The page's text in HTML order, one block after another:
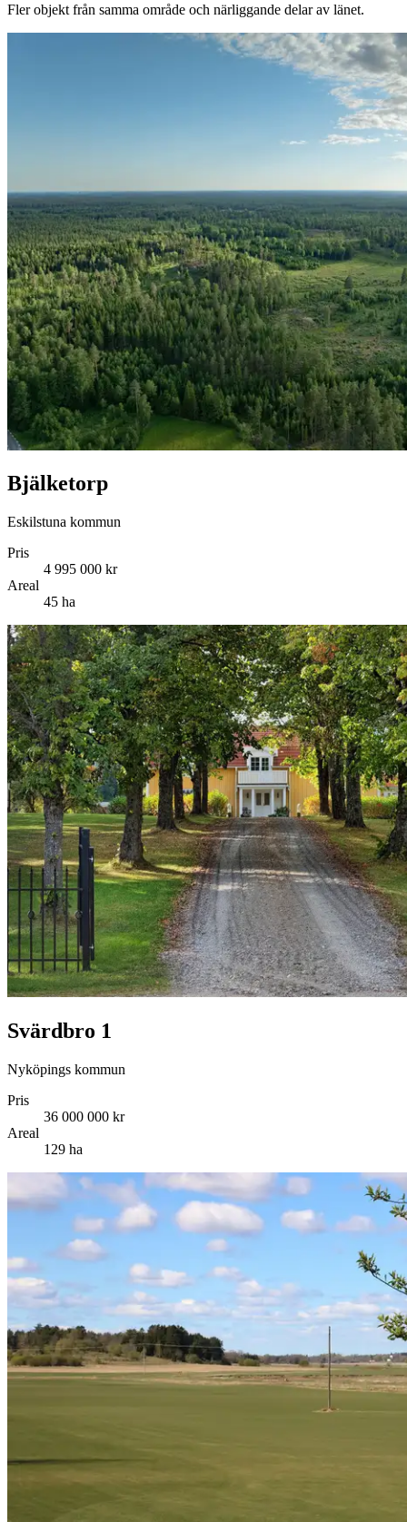
Fler objekt från samma område och närliggande delar av länet.
Bjälketorp
Eskilstuna kommun
Pris
4 995 000 kr
Areal
45 ha
Svärdbro 1
Nyköpings kommun
Pris
36 000 000 kr
Areal
129 ha